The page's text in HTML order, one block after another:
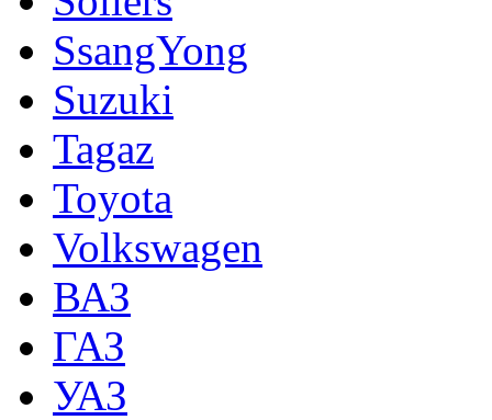
SsangYong
Suzuki
Tagaz
Toyota
Volkswagen
ВАЗ
ГАЗ
УАЗ